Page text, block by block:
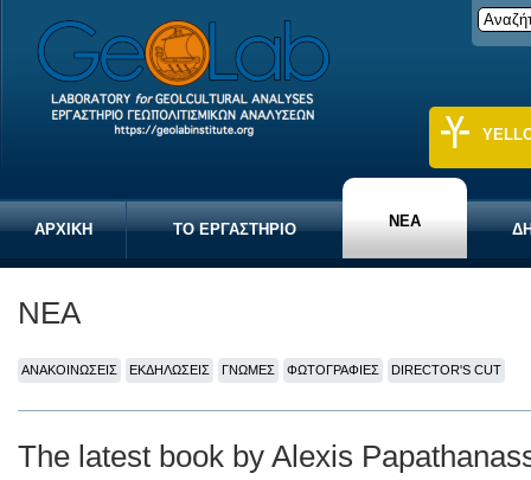
ΑΡΧΙΚΗ ΤΟ ΕΡΓΑΣΤΗΡΙΟ ΝΕΑ
ΝΕΑ
ΑΝΑΚΟΙΝΩΣΕΙΣ ΕΚΔΗΛΩΣΕΙΣ ΓΝΩΜΕΣ ΦΩΤΟΓΡΑΦΙΕΣ DIRECTOR'S CUT
The latest book by Alexis